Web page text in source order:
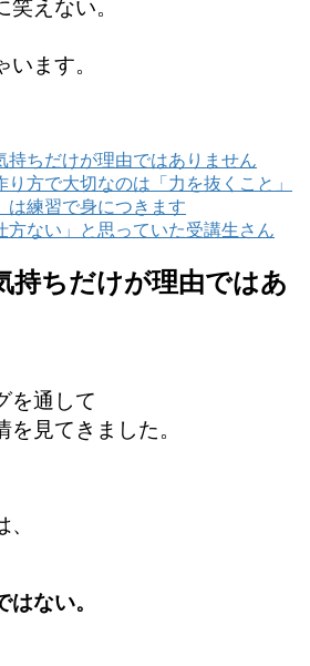
えない。
ます。
持ちだけが理由ではありません
り方で大切なのは「力を抜くこと」
は練習で身につきます
方ない」と思っていた受講生さん
持ちだけが理由ではあ
を通して
見てきました。
ない。